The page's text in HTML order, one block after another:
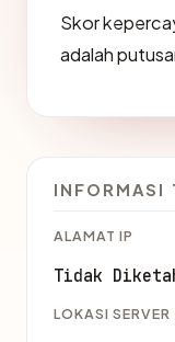
Skor
adalah
INFORMASI
ALAMAT IP
Tidak
LOKASI SERVER